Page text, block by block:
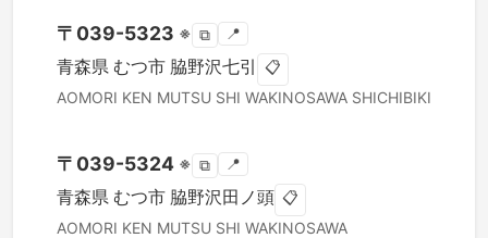
〒 039-5323 ※ ⧉ 📍
青森県 むつ市 脇野沢七引 📋
AOMORI KEN MUTSU SHI WAKINOSAWA SHICHIBIKI
〒 039-5324 ※ ⧉ 📍
青森県 むつ市 脇野沢田ノ頭 📋
AOMORI KEN MUTSU SHI WAKINOSAWA